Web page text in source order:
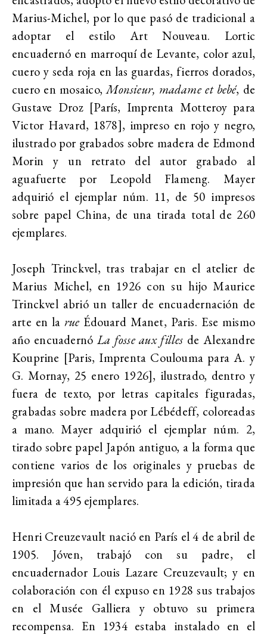
Marius-Michel, por lo que pasó de tradicional a
adoptar el estilo Art Nouveau. Lortic
encuadernó en marroquí de Levante, color azul,
cuero y seda roja en las guardas, fierros dorados,
cuero en mosaico,Monsieur, madame et bebé, de
Gustave Droz [París, Imprenta Motteroy para
Victor Havard, 1878], impreso en rojo y negro,
ilustrado por grabados sobre madera de Edmond
Morin y un retrato del autor grabado al
aguafuerte por Leopold Flameng. Mayer
adquirió el ejemplar núm. 11, de 50 impresos
sobre papel China, de una tirada total de 260
ejemplares.
Joseph Trinckvel, tras trabajar en el atelier de
Marius Michel, en 1926 con su hijo Maurice
Trinckvel abrió un taller de encuadernación de
arte en la rue Édouard Manet, Paris. Ese mismo
año encuadernóLa fosse aux filles de Alexandre
Kouprine [Paris, Imprenta Coulouma para A. y
G. Mornay, 25 enero 1926], ilustrado, dentro y
fuera de texto, por letras capitales figuradas,
grabadas sobre madera por Lébédeff, coloreadas
a mano. Mayer adquirió el ejemplar núm. 2,
tirado sobre papel Japón antiguo, a la forma que
contiene varios de los originales y pruebas de
impresión que han servido para la edición, tirada
limitada a 495 ejemplares.
Henri Creuzevault nació en París el 4 de abril de
1905. Jóven, trabajó con su padre, el
encuadernador Louis Lazare Creuzevault; y en
colaboración con él expuso en 1928 sus trabajos
en el Musée Galliera y obtuvo su primera
recompensa. En 1934 estaba instalado en el